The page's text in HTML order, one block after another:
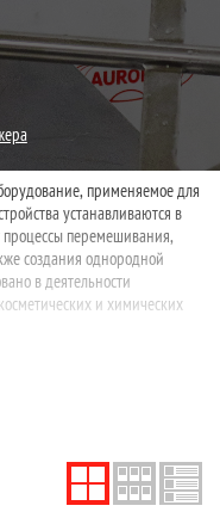
применяемое для
устанавливаются в
перемешивания,
создания однородной
в деятельности
и химических
ряда моделей
средневязкими,
сыпучими средами. В
перемещение продукта
равномерное
и теплоты, а также
устройством